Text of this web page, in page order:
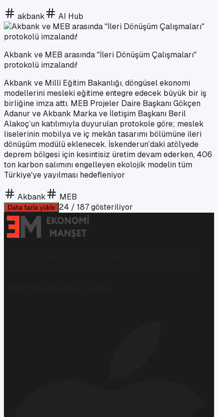
akbank AI Hub
Akbank ve MEB arasında "İleri Dönüşüm Çalışmaları"
protokolü imzalandı!
Akbank ve Millî Eğitim Bakanlığı, döngüsel ekonomi
modellerini mesleki eğitime entegre edecek büyük bir iş
birliğine imza attı. MEB Projeler Daire Başkanı Gökçen
Adanur ve Akbank Marka ve İletişim Başkanı Beril
Alakoç’un katılımıyla duyurulan protokole göre; meslek
liselerinin mobilya ve iç mekân tasarımı bölümüne ileri
dönüşüm modülü eklenecek. İskenderun’daki atölyede
deprem bölgesi için kesintisiz üretim devam ederken, 406
ton karbon salımını engelleyen ekolojik modelin tüm
Türkiye'ye yayılması hedefleniyor
Akbank MEB
Daha fazla yükle 24 / 187gösteriliyor